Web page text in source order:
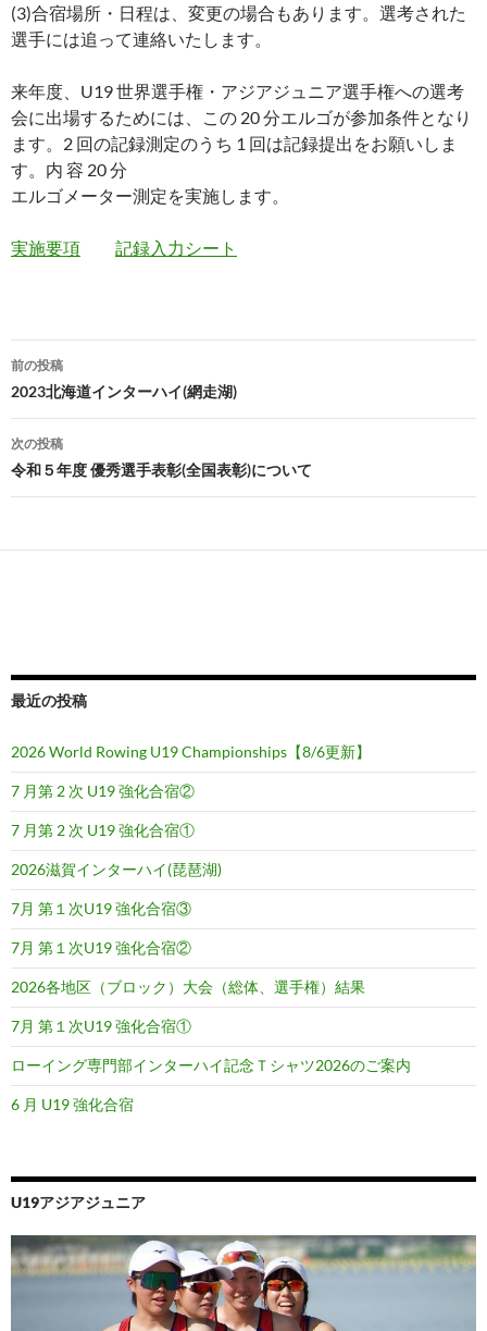
(3)合宿場所・日程は、変更の場合もあります。選考された
選手には追って連絡いたします。
来年度、U19 世界選手権・アジアジュニア選手権への選考
会に出場するためには、この 20 分エルゴが参加条件となり
ます。2 回の記録測定のうち 1 回は記録提出をお願いしま
す。内 容 20 分
エルゴメーター測定を実施します。
実施要項 記録入力シート
投
稿
ナ
ゲ
ン
前の投稿
2023北海道インターハイ(網走湖)
次の投稿
令和５年度 優秀選手表彰(全国表彰)について
最近の投稿
2026 World Rowing U19 Championships【8/6更新】
7 月第 2 次 U19 強化合宿②
7 月第 2 次 U19 強化合宿①
2026滋賀インターハイ(琵琶湖)
7月 第１次U19 強化合宿③
7月 第１次U19 強化合宿②
2026各地区（ブロック）大会（総体、選手権）結果
7月 第１次U19 強化合宿①
ローイング専門部インターハイ記念Ｔシャツ2026のご案内
6 月 U19 強化合宿
U19アジアジュニア